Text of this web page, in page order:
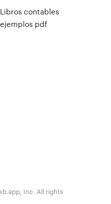
Libros contables
ejemplos pdf
Inc. All rights